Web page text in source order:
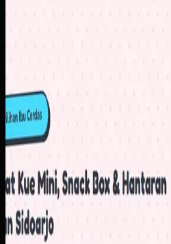
terstruktur, informasi produk
order yang langsung mengarah
Hasilnya, pelanggan bisa
cepat sebelum masuk ke